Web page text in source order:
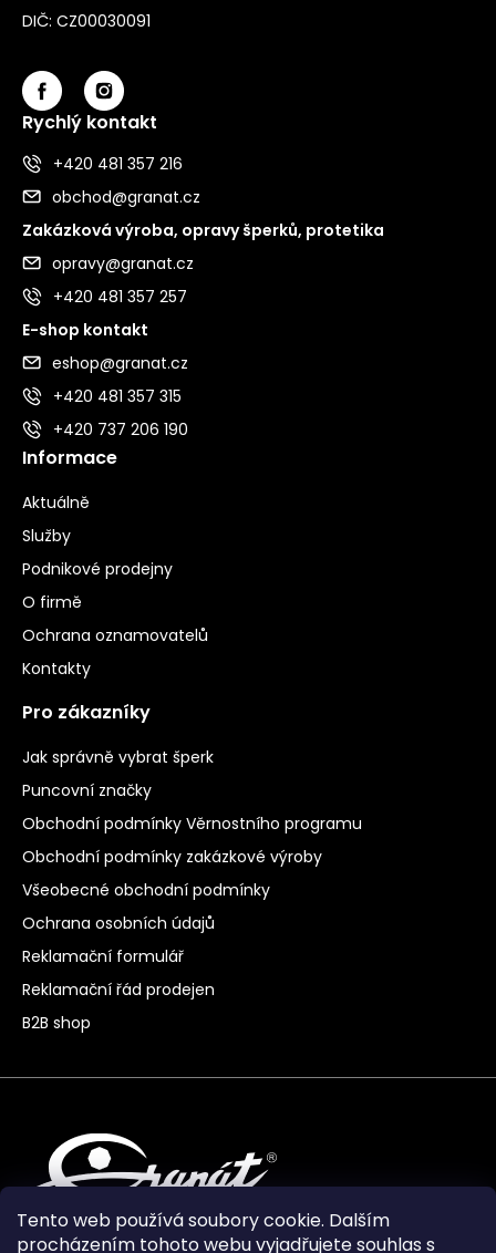
Tento web používá soubory cookie. Dalším
procházením tohoto webu vyjadřujete souhlas s
DIČ: CZ00030091
Rychlý kontakt
+420 481 357 216
obchod@granat.cz
Zakázková výroba, opravy šperků, protetika
opravy@granat.cz
+420 481 357 257
E-shop kontakt
eshop@granat.cz
+420 481 357 315
+420 737 206 190
Informace
Aktuálně
Služby
Podnikové prodejny
O firmě
Ochrana oznamovatelů
Kontakty
Pro zákazníky
Jak správně vybrat šperk
Puncovní značky
Obchodní podmínky Věrnostního programu
Obchodní podmínky zakázkové výroby
Všeobecné obchodní podmínky
Ochrana osobních údajů
Reklamační formulář
Reklamační řád prodejen
B2B shop